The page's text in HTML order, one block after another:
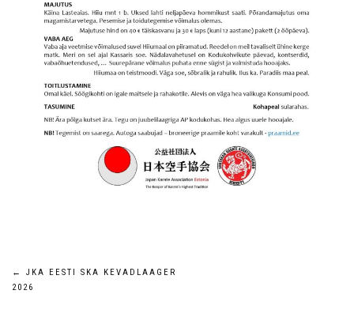
Navigeerimine
←
JKA EESTI SKA KEVADLAAGER
2026